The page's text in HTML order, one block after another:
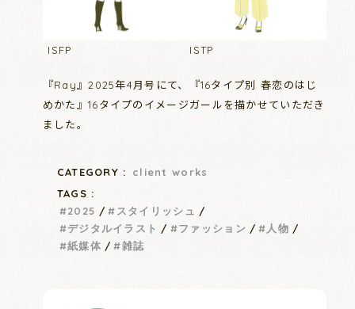
ISFP ISTP
『Ray』2025年4月号にて、『16タイプ別 春恋のはじ
めかた』16タイプのイメージガールを描かせていただき
ました。
CATEGORY :
client works
TAGS :
2025
スタイリッシュ
デジタルイラスト
ファッション
人物
紙媒体
雑誌